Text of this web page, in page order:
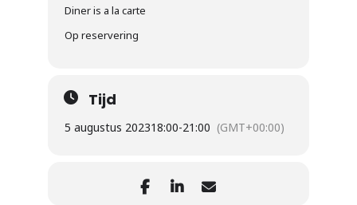
Diner is a la carte
Op reservering
Tijd
5 augustus 202318:00-21:00 (GMT+00:00)